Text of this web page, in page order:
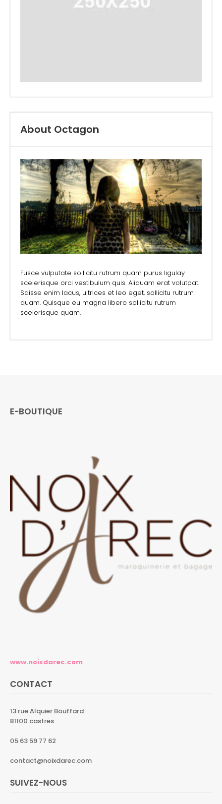
About Octagon
Fusce vulputate sollicitu rutrum quam purus ligulay
scelerisque orci vestibulum quis. Aliquam erat volutpat.
Sdisse enim lacus, ultrices et leo eget, sollicitu rutrum
quam. Quisque eu magna libero sollicitu rutrum
scelerisque quam.
E-BOUTIQUE
www.noixdarec.com
CONTACT
13 rue Alquier Bouffard
81100 castres
05 63 59 77 62
contact@noixdarec.com
SUIVEZ-NOUS